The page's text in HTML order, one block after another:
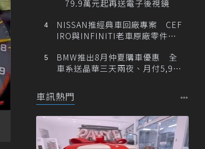
79.9萬元起再送電子後視鏡
NISSAN推經典車回廠專案 CEF
IRO與INFINITI老車原廠零件最
BMW推出8月仲夏購車優惠 全
車系送晶華三天兩夜、月付5,900
車訊熱門